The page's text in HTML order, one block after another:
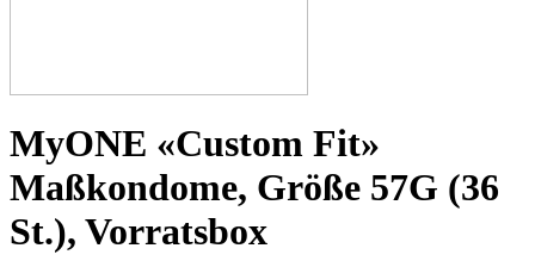
57H
57K
60E
60F
60G
60H
MyONE «Custom Fit»
Maßkondome, Größe 57G (36
St.), Vorratsbox